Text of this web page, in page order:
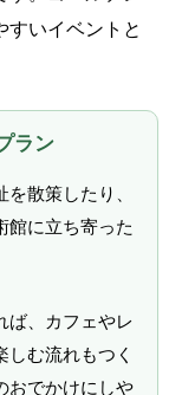
すいイベントと
ラン
散策したり、
館に立ち寄った
ば、カフェやレ
む流れもつく
おでかけにしや